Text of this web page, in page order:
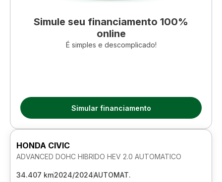
Simule seu financiamento 100%
online
É simples e descomplicado!
Simular financiamento
HONDA CIVIC
ADVANCED DOHC HIBRIDO HEV 2.0 AUTOMATICO
34.407 km2024/2024AUTOMAT.